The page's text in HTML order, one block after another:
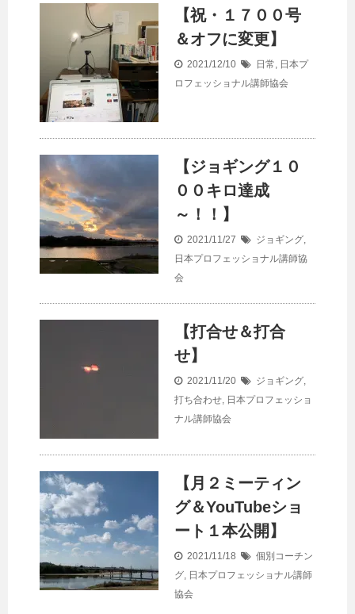
【祝・１７００号
＆オフに変更】
2021/12/10 日常, 日本プ
ロフェッショナル講師協会
【ジョギング１０
００キロ達成
～！！】
2021/11/27 ジョギング,
日本プロフェッショナル講師協
会
【打合せ＆打合
せ】
2021/11/20 ジョギング,
打ち合わせ, 日本プロフェッショ
ナル講師協会
【月２ミーティン
グ＆YouTubeショ
ート１本公開】
2021/11/18
個別コーチン
グ, 日本プロフェッショナル講師
協会